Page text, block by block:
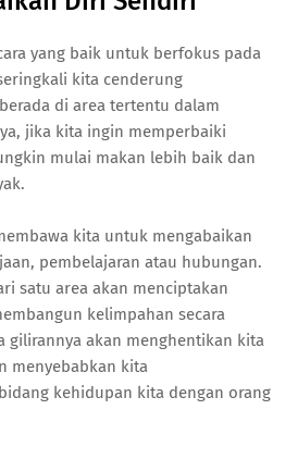
yang baik untuk berfokus pada
kita cenderung
di area tertentu dalam
jika kita ingin memperbaiki
mulai makan lebih baik dan
kita untuk mengabaikan
pembelajaran atau hubungan.
satu area akan menciptakan
kelimpahan secara
gilirannya akan menghentikan kita
menyebabkan kita
kehidupan kita dengan orang